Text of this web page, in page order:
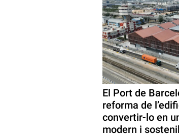
El Port de
reforma de
convertir-lo en
modern i